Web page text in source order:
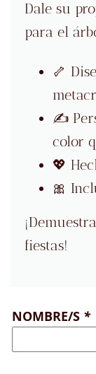
Dale su
para el
🦴
✍️
color
💖
🎀
fiestas!
NOMBRE/S *